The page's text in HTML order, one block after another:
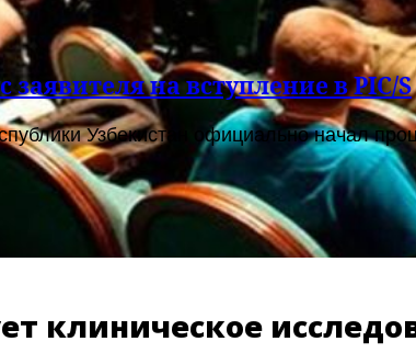
заявителя на вступление в PIC/S
Узбекистан официально начал
клиническое